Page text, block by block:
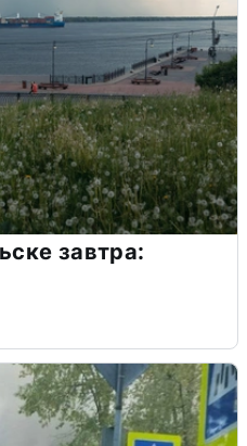
завтра: